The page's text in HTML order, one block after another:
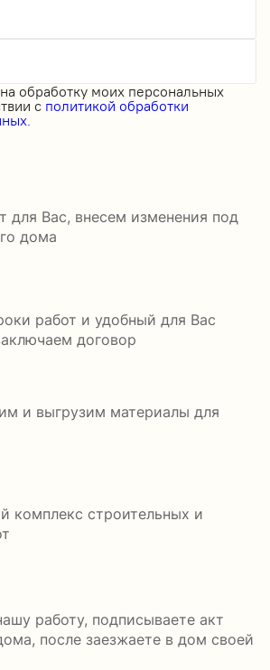
обработку моих персональных
с политикой обработки
для Вас, внесем изменения под
дома
работ и удобный для Вас
договор
и выгрузим материалы для
комплекс строительных и
работу, подписываете акт
после заезжаете в дом своей